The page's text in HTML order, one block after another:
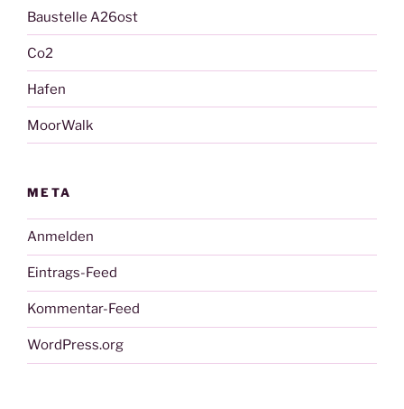
Baustelle A26ost
Co2
Hafen
MoorWalk
META
Anmelden
Eintrags-Feed
Kommentar-Feed
WordPress.org